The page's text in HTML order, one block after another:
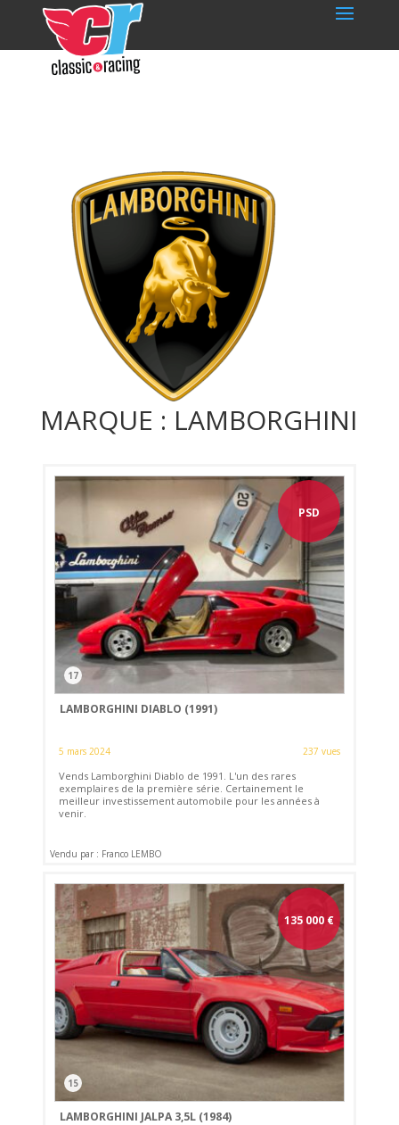
MARQUE : LAMBORGHINI
PSD
17
LAMBORGHINI DIABLO (1991)
5 mars 2024 237 vues
Vends Lamborghini Diablo de 1991. L'un des rares
exemplaires de la première série. Certainement le
meilleur investissement automobile pour les années à
venir.
Vendu par : Franco LEMBO
135 000€
15
LAMBORGHINI JALPA 3,5L (1984)